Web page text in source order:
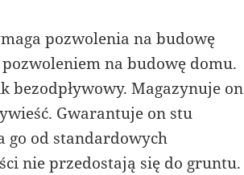
pozwolenia na budowę
na budowę domu.
bezodpływowy. Magazynuje on
Gwarantuje on stu
go od standardowych
nie przedostają się do gruntu.